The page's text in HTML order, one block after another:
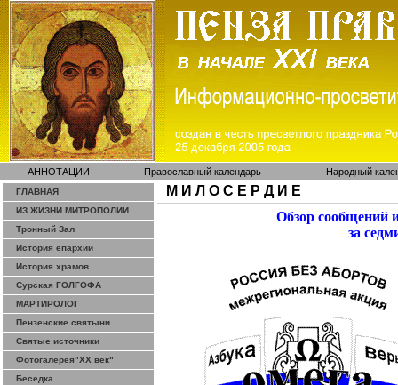
АННОТАЦИИ Православный календарь Народный
ГЛАВНАЯ
ИЗ ЖИЗНИ МИТРОПОЛИИ
Тронный Зал
История епархии
История храмов
Сурская ГОЛГОФА
МАРТИРОЛОГ
Пензенские святыни
Святые источники
Фотогалерея"ХХ век"
Беседка
М И Л О С Е Р Д И Е
Обзор сообщений
за